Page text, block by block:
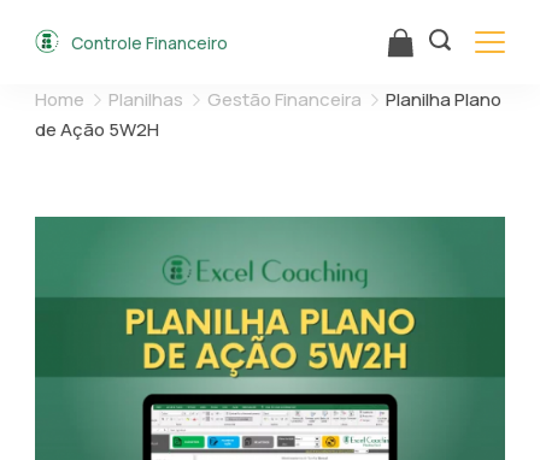
Controle Financeiro
Home Planilhas Gestão Financeira
Planilha Plano
de Ação 5W2H